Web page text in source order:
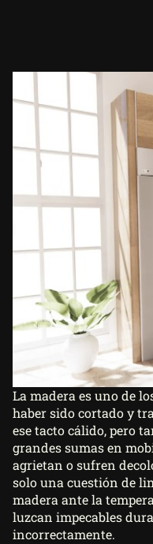
La madera es uno de
haber sido cortado y
ese tacto cálido, pero
grandes sumas en
agrietan o sufren
solo una cuestión de
madera ante la
luzcan impecables
incorrectamente.